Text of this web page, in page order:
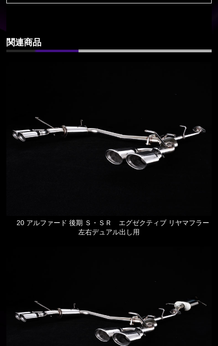
関連商品
20 アルファード 後期 Ｓ・ＳＲ エグゼクティブ リヤマフラー
左右デュアル出し用